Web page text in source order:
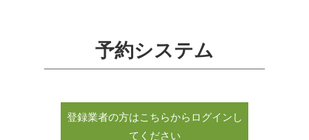
予約システム
登録業者の方はこちらからログインし
てください